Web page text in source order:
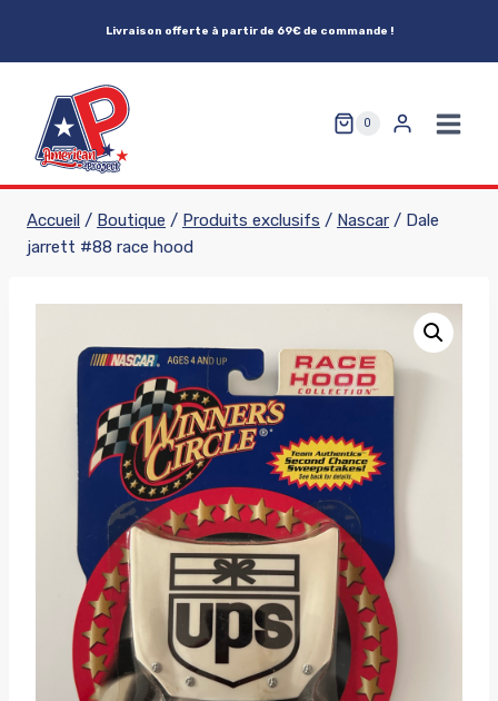
Livraison offerte à partir de 69€ de commande !
0
Accueil / Boutique / Produits exclusifs / Nascar / Dale
jarrett #88 race hood